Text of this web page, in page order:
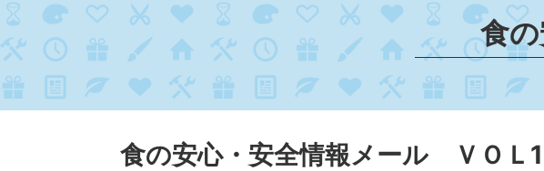
食
食の安心・安全情報メール ＶＯＬ